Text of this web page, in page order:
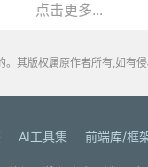
点击更多...
其版权属原作者所有,如有
AI工具集 前端库/框